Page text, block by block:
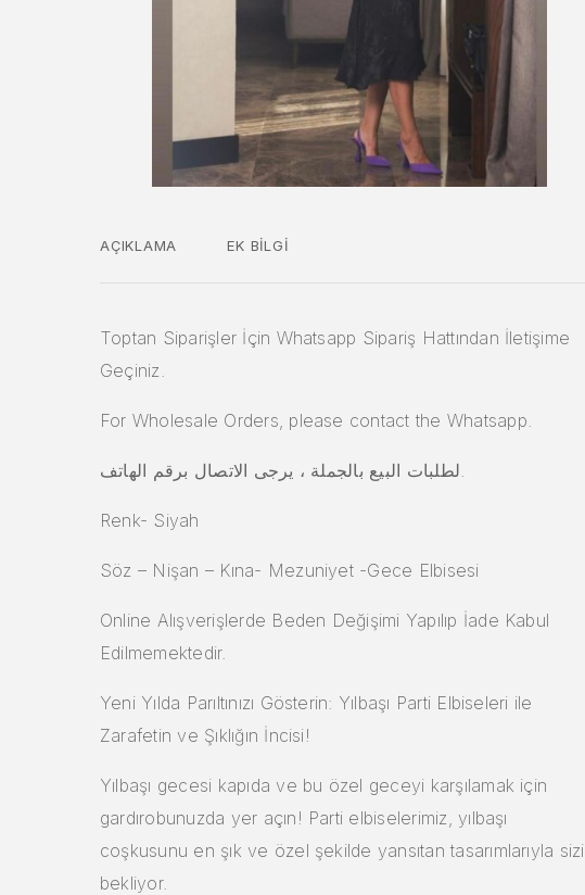
AÇIKLAMA EK BILGI
Toptan Siparişler İçin Whatsapp Sipariş Hattından İletişime
Geçiniz.
For Wholesale Orders, please contact the Whatsapp.
لطلبات البيع بالجملة ، يرجى الاتصال برقم الهاتف.
Renk- Siyah
Söz – Nişan – Kına- Mezuniyet -Gece Elbisesi
Online Alışverişlerde Beden Değişimi Yapılıp İade Kabul
Edilmemektedir.
Yeni Yılda Parıltınızı Gösterin: Yılbaşı Parti Elbiseleri ile
Zarafetin ve Şıklığın İncisi!
Yılbaşı gecesi kapıda ve bu özel geceyi karşılamak için
gardırobunuzda yer açın! Parti elbiselerimiz, yılbaşı
coşkusunu en şık ve özel şekilde yansıtan tasarımlarıyla sizi
bekliyor.